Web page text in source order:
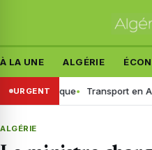
À LA UNE ALGÉRIE
URGENT Transport en
ALGÉRIE